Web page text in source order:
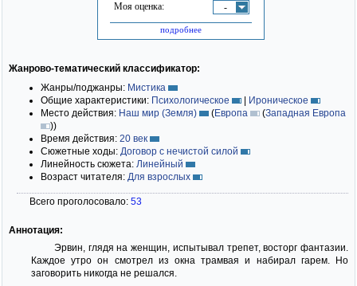
Моя оценка: -
подробнее
Жанрово-тематический классификатор:
Жанры/поджанры: Мистика
Общие характеристики: Психологическое | Ироническое
Место действия: Наш мир (Земля) (Европа (Западная Европа
))
Время действия: 20 век
Сюжетные ходы: Договор с нечистой силой
Линейность сюжета: Линейный
Возраст читателя: Для взрослых
Всего проголосовало: 53
Аннотация:
Эрвин, глядя на женщин, испытывал трепет, восторг фантазии.
Каждое утро он смотрел из окна трамвая и набирал гарем. Но
заговорить никогда не решался.